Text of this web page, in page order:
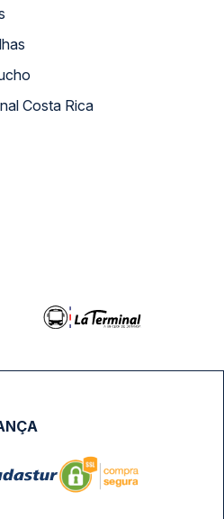
La terminal Costa Rica